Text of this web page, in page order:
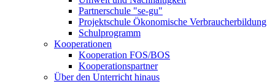
Partnerschule "se-gu"
Projektschule Ökonomische Verbraucherbildung
Schulprogramm
Kooperationen
Kooperation FOS/BOS
Kooperationspartner
Über den Unterricht hinaus